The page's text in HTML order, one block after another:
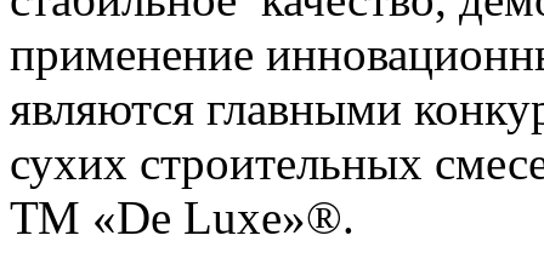
применение
являются главными
сухих строительных
ТМ «De Luxe»®.